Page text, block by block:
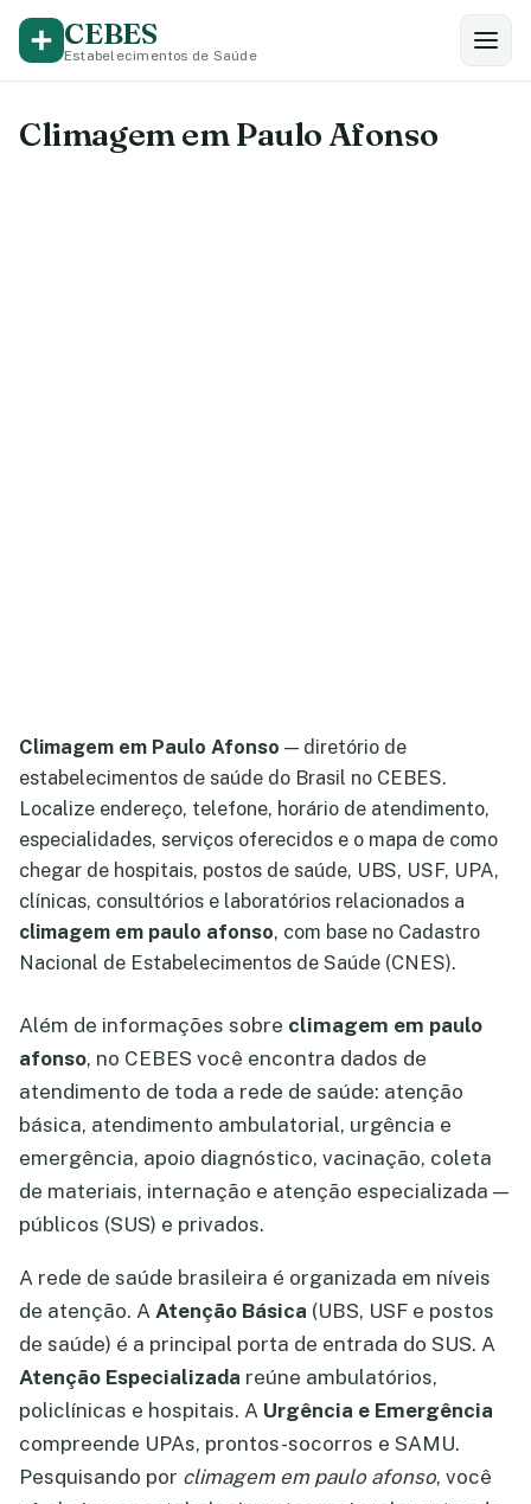
CEBES
Estabelecimentos de Saúde
Climagem em Paulo Afonso
Climagem em Paulo Afonso — diretório de
estabelecimentos de saúde do Brasil no CEBES.
Localize endereço, telefone, horário de atendimento,
especialidades, serviços oferecidos e o mapa de como
chegar de hospitais, postos de saúde, UBS, USF, UPA,
clínicas, consultórios e laboratórios relacionados a
climagem em paulo afonso, com base no Cadastro
Nacional de Estabelecimentos de Saúde (CNES).
Além de informações sobre climagem em paulo
afonso, no CEBES você encontra dados de
atendimento de toda a rede de saúde: atenção
básica, atendimento ambulatorial, urgência e
emergência, apoio diagnóstico, vacinação, coleta
de materiais, internação e atenção especializada —
públicos (SUS) e privados.
A rede de saúde brasileira é organizada em níveis
de atenção. A Atenção Básica (UBS, USF e postos
de saúde) é a principal porta de entrada do SUS. A
Atenção Especializada reúne ambulatórios,
policlínicas e hospitais. A Urgência e Emergência
compreende UPAs, prontos-socorros e SAMU.
Pesquisando por climagem em paulo afonso, você